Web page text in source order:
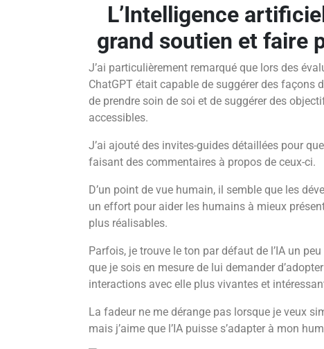
L’Intelligence
grand soutien et faire
J’ai particulièrement remarqué que lors des
ChatGPT était capable de suggérer des façons
de prendre soin de soi et de suggérer des
accessibles.
J’ai ajouté des invites-guides détaillées pour
faisant des commentaires à propos de ceux-ci.
D’un point de vue humain, il semble que les
un effort pour aider les humains à mieux
plus réalisables.
Parfois, je trouve le ton par défaut de l’IA un
que je sois en mesure de lui demander
interactions avec elle plus vivantes et
La fadeur ne me dérange pas lorsque je veux
mais j’aime que l’IA puisse s’adapter à mon